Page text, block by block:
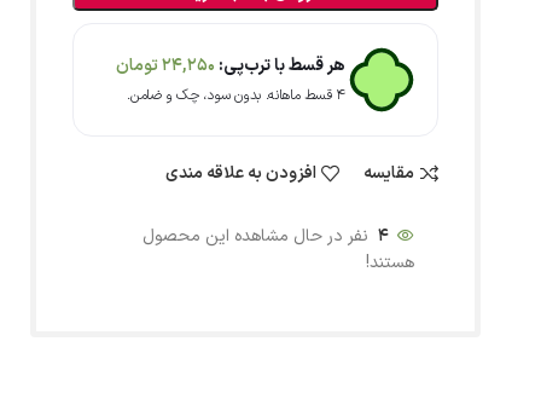
هر قسط با ترب‌پی: 24,250تومان
۴ قسط ماهانه. بدون سود، چک و ضامن.
مقایسه افزودن به علاقه مندی
4 نفر در حال مشاهده این محصول
هستند!